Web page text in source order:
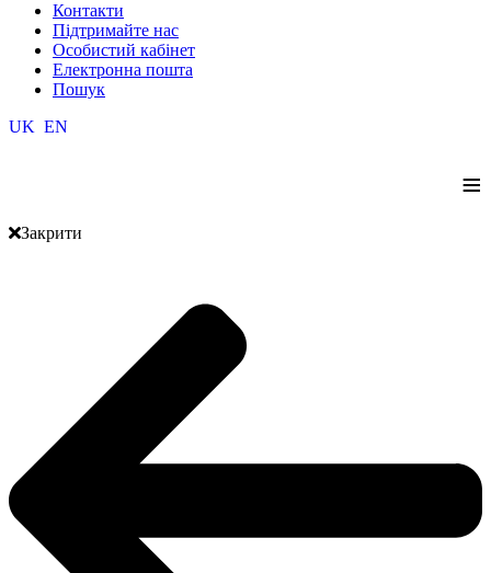
Контакти
Підтримайте нас
Особистий кабінет
Електронна пошта
Пошук
UK EN
≡
Закрити